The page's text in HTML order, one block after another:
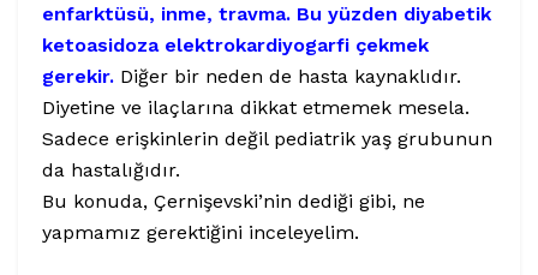
enfarktüsü, inme, travma. Bu yüzden diyabetik
ketoasidoza elektrokardiyogarfi çekmek
gerekir. Diğer bir neden de hasta kaynaklıdır.
Diyetine ve ilaçlarına dikkat etmemek mesela.
Sadece erişkinlerin değil pediatrik yaş grubunun
da hastalığıdır.
Bu konuda, Çernişevski’nin dediği gibi, ne
yapmamız gerektiğini inceleyelim.